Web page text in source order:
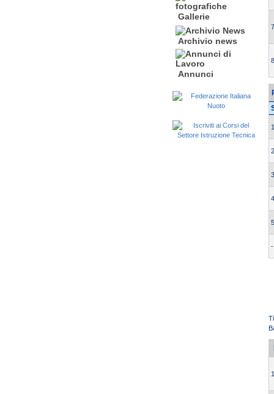
Gallerie
Archivio news
Annunci
-